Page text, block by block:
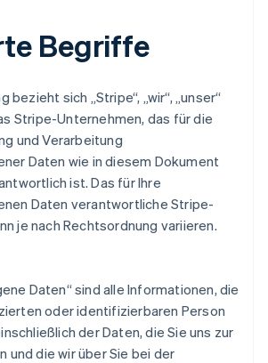
Begriffe
bezieht sich „Stripe“, „wir“, „unser“
Stripe-Unternehmen, das für die
und Verarbeitung
Daten wie in diesem Dokument
ist. Das für Ihre
Daten verantwortliche Stripe-
je nach Rechtsordnung variieren.
Daten“ sind alle Informationen, die
oder identifizierbaren Person
der Daten, die Sie uns zur
und die wir über Sie bei der